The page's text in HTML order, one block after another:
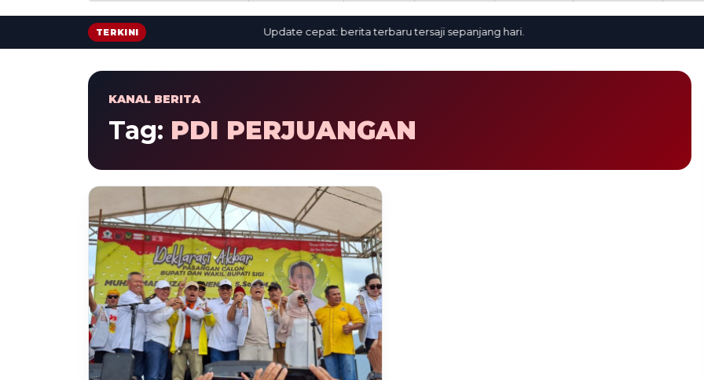
TERKINI Update cepat: berita terbaru tersaji sepanjang hari.
KANAL BERITA
Tag: PDI PERJUANGAN